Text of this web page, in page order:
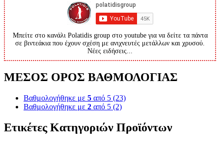
Μπείτε στο κανάλι Polatidis group στο youtube για να δείτε τα πάντα
σε βιντεάκια που έχουν σχέση με ανιχνευτές μετάλλων και χρυσού.
Νέες ειδήσεις...
ΜΕΣΟΣ ΟΡΟΣ ΒΑΘΜΟΛΟΓΙΑΣ
Βαθμολογήθηκε με 5 από 5 (23)
Βαθμολογήθηκε με 2 από 5 (2)
Ετικέτες Κατηγοριών Προϊόντων